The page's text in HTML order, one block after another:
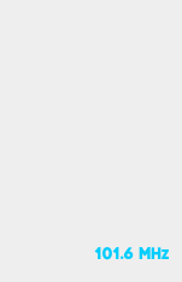
101.6 MHz